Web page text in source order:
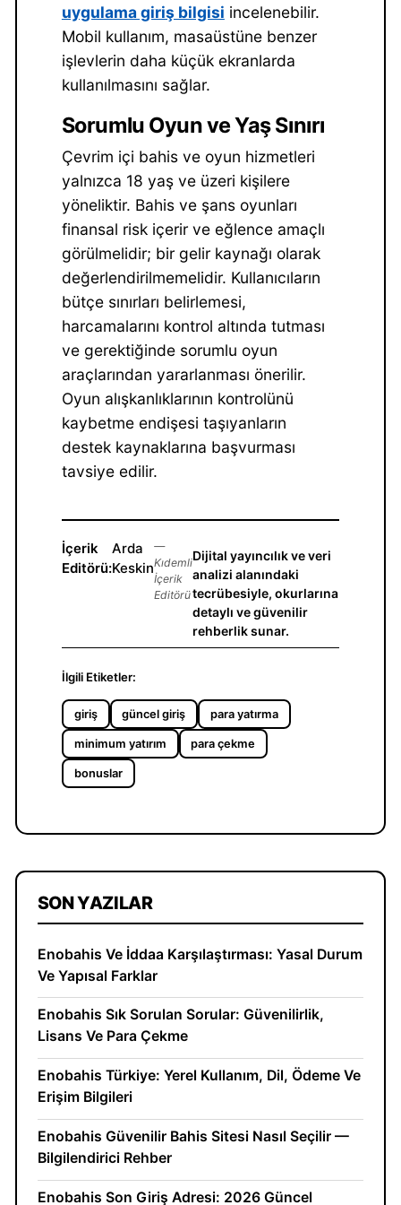
uygulama giriş bilgisi incelenebilir.
Mobil kullanım, masaüstüne benzer
işlevlerin daha küçük ekranlarda
kullanılmasını sağlar.
Sorumlu Oyun ve Yaş Sınırı
Çevrim içi bahis ve oyun hizmetleri
yalnızca 18 yaş ve üzeri kişilere
yöneliktir. Bahis ve şans oyunları
finansal risk içerir ve eğlence amaçlı
görülmelidir; bir gelir kaynağı olarak
değerlendirilmemelidir. Kullanıcıların
bütçe sınırları belirlemesi,
harcamalarını kontrol altında tutması
ve gerektiğinde sorumlu oyun
araçlarından yararlanması önerilir.
Oyun alışkanlıklarının kontrolünü
kaybetme endişesi taşıyanların
destek kaynaklarına başvurması
tavsiye edilir.
İçerik
Editörü:
Arda
Keskin
—
Kıdemli
İçerik
Editörü
Dijital yayıncılık ve veri
analizi alanındaki
tecrübesiyle, okurlarına
detaylı ve güvenilir
rehberlik sunar.
İlgili Etiketler:
giriş güncel giriş para yatırma
minimum yatırım para çekme
bonuslar
SON YAZILAR
Enobahis Ve İddaa Karşılaştırması: Yasal Durum
Ve Yapısal Farklar
Enobahis Sık Sorulan Sorular: Güvenilirlik,
Lisans Ve Para Çekme
Enobahis Türkiye: Yerel Kullanım, Dil, Ödeme Ve
Erişim Bilgileri
Enobahis Güvenilir Bahis Sitesi Nasıl Seçilir —
Bilgilendirici Rehber
Enobahis Son Giriş Adresi: 2026 Güncel